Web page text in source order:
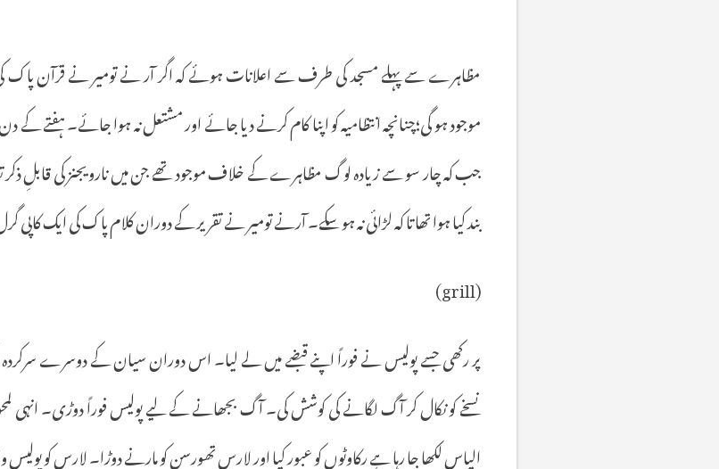
مظاہرےسےپہلےمسجدکیطرفسےاعلاناتہوئےکہاگرآرنےتومیرنےقرآنپاک
موجودہوگی؛چنانچہانتظامیہکواپناکامکرنےدیاجائےاورمشتعلنہہواجائے۔ہفتےکے
جبکہچارسوسےزیادہلوگمظاہرےکےخلافموجودتھےجنمیںنارویجنزکیقابلِذکر
بندکیاہواتھاتاکہلڑائینہہوسکے۔آرنےتومیرنےتقریرکےدورانکلامپاککیایککاپی
(grill)
پررکھیجسےپولیسنےفوراًاپنےقبضےمیںلےلیا۔اسدورانسیانکےدوسرےسرکردہ
نسخےکونکالکرآگلگانےکیکوششکی۔آگبجھانےکےلیےپولیسفوراًدوڑی۔انہی
الیاسلکھاجارہاہےرکاوٹوںکوعبورکیااورلارستھورسنکومارنےدوڑا۔لارسکوپولیس